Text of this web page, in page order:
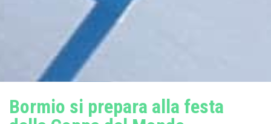
Bormio si prepara alla festa